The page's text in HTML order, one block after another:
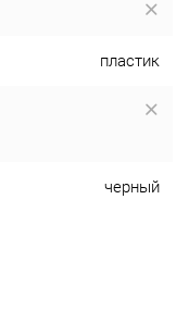
пластик
черный